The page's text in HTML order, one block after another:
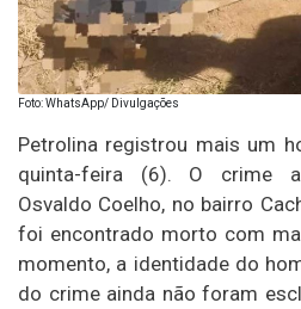
Foto: WhatsApp/ Divulgações
Petrolina registrou mais um
quinta-feira (6). O crime
Osvaldo Coelho, no bairro
foi encontrado morto com
momento, a identidade do
do crime ainda não foram